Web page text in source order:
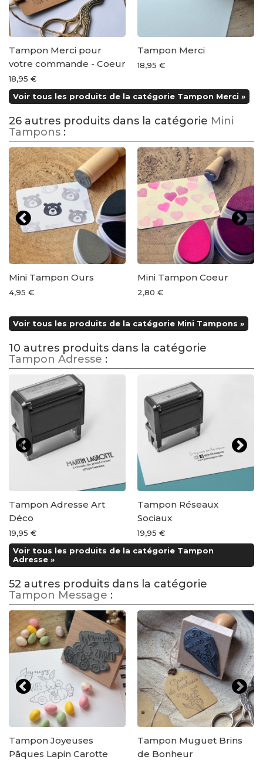
Tampon Merci pour
votre commande - Coeur
18,95 €
Tampon Merci
18,95 €
Voir tous les produits de la catégorie Tampon Merci »
26 autres produits dans la catégorie Mini
Tampons :
Mini Tampon Ours
4,95 €
Mini Tampon Coeur
2,80 €
Voir tous les produits de la catégorie Mini Tampons »
10 autres produits dans la catégorie
Tampon Adresse :
Tampon Adresse Art
Déco
19,95 €
Tampon Réseaux
Sociaux
19,95 €
Voir tous les produits de la catégorie Tampon
Adresse »
52 autres produits dans la catégorie
Tampon Message :
Tampon Joyeuses
Pâques Lapin Carotte
Tampon Muguet Brins
de Bonheur